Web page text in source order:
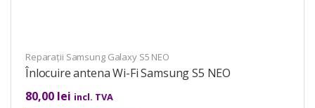
Reparații Samsung Galaxy S5 NEO
Înlocuire antena Wi-Fi Samsung S5 NEO
80,00 lei incl. TVA